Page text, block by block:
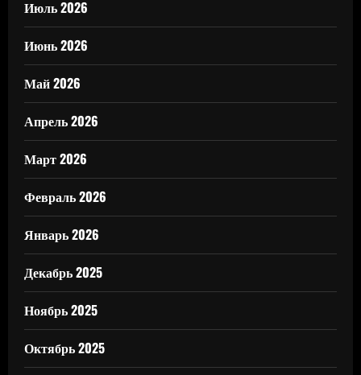
Июль 2026
Июнь 2026
Май 2026
Апрель 2026
Март 2026
Февраль 2026
Январь 2026
Декабрь 2025
Ноябрь 2025
Октябрь 2025